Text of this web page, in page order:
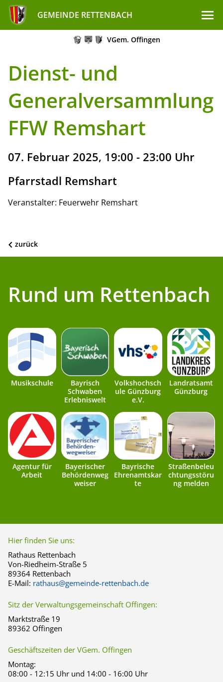
GEMEINDE RETTENBACH
VGem. Offingen
Dienst- und
Generalversammlung
FFW Remshart
07. Februar 2025, 19:00 - 23:00 Uhr
Pfarrstadl Remshart
Veranstalter: Feuerwehr Remshart
zurück
Rund um Rettenbach
Musikschule
Bayrisch
Schwaben
Erlebniswelt
Volkshochsch
ule Günzburg
e.V.
Landratsamt
Günzburg
Agentur für
Arbeit
Bayerischer
Behördenweg
weiser
Bayrische
Ehrenamtskar
te
Straßenbeleu
chtungsstöru
ng melden
Hier finden Sie uns:
Rathaus Rettenbach
Von-Riedheim-Straße 5
89364 Rettenbach
E-Mail: rathaus@gemeinde-rettenbach.de
Sitz der Verwaltungsgemeinschaft Offingen:
Marktstraße 19
89362 Offingen
Geschäftszeiten der VGem. Offingen
Montag:
08:00 - 12:15 Uhr und 14:00 - 16:00 Uhr